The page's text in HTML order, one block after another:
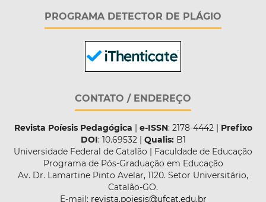
PROGRAMA DETECTOR DE PLÁGIO
CONTATO / ENDEREÇO
Revista Poíesis Pedagógica e-ISSN: 2178-4442 | Prefixo
DOI: 10.69532 | Qualis:B1
Universidade Federal de Catalão | Faculdade de Educação
Programa de Pós-Graduação em Educação
Av. Dr. Lamartine Pinto Avelar, 1120. Setor Universitário,
Catalão-GO.
E-mail: revista.poiesis@ufcat.edu.br